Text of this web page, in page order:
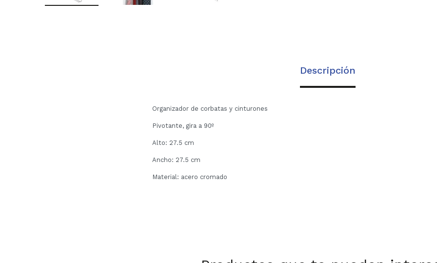
Descripción
Organizador de corbatas y cinturones
Pivotante, gira a 90º
Alto: 27.5 cm
Ancho: 27.5 cm
Material: acero cromado